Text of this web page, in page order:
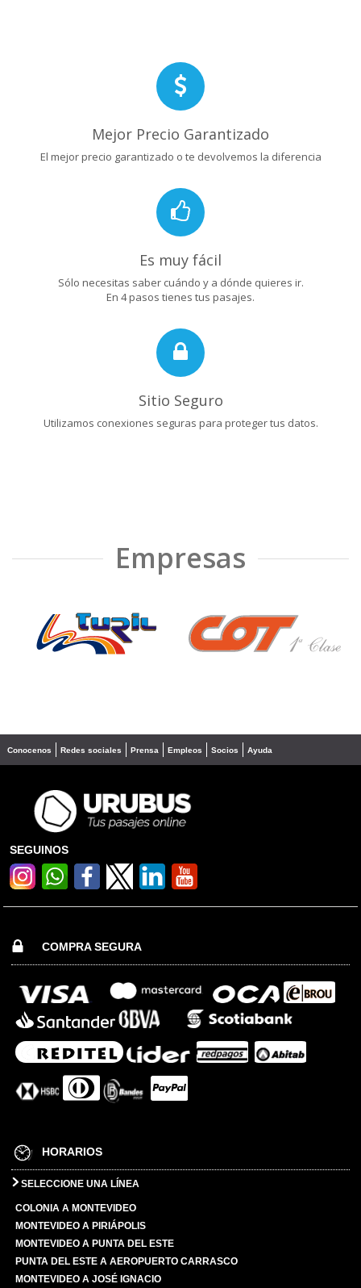
Mejor Precio Garantizado
El mejor precio garantizado o te devolvemos la diferencia
Es muy fácil
Sólo necesitas saber cuándo y a dónde quieres ir.
En 4 pasos tienes tus pasajes.
Sitio Seguro
Utilizamos conexiones seguras para proteger tus datos.
Empresas
❮ ❯
Conocenos Redes sociales Prensa Empleos Socios Ayuda
SEGUINOS
COMPRA SEGURA
HORARIOS
SELECCIONE UNA LÍNEA
COLONIA A MONTEVIDEO
MONTEVIDEO A PIRIÁPOLIS
MONTEVIDEO A PUNTA DEL ESTE
PUNTA DEL ESTE A AEROPUERTO CARRASCO
MONTEVIDEO A JOSÉ IGNACIO